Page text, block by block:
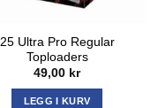
25 Ultra Pro Regular
Toploaders
49,00 kr
LEGG I KURV